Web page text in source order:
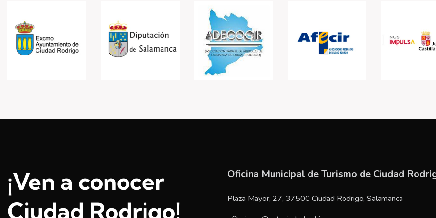
¡Ven a conocer
Ciudad Rodrigo!
Oficina Municipal de Turismo de Ciudad
Plaza Mayor, 27, 37500 Ciudad Rodrigo, Salamanca